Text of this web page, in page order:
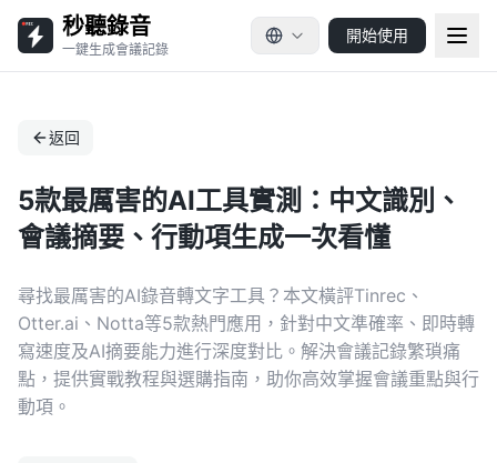
秒聽錄音
一鍵生成會議記錄
開始使用
返回
5款最厲害的AI工具實測：中文識別、
會議摘要、行動項生成一次看懂
尋找最厲害的AI錄音轉文字工具？本文橫評Tinrec、
Otter.ai、Notta等5款熱門應用，針對中文準確率、即時轉
寫速度及AI摘要能力進行深度對比。解決會議記錄繁瑣痛
點，提供實戰教程與選購指南，助你高效掌握會議重點與行
動項。